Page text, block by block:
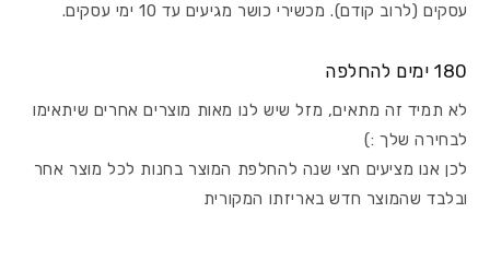
עסקים (לרוב קודם). מכשירי כושר מגיעים עד 10 ימי עסקים.
180 ימים להחלפה
לא תמיד זה מתאים, מזל שיש לנו מאות מוצרים אחרים שיתאימו
לבחירה שלך :)
לכן אנו מציעים חצי שנה להחלפת המוצר בחנות לכל מוצר אחר
ובלבד שהמוצר חדש באריזתו המקורית